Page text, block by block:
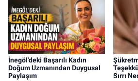
İnegöl'deki Başarılı Kadın
Doğum Uzmanından Duygusal
Paylaşım
Sırrı